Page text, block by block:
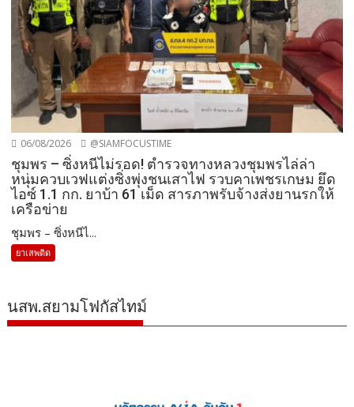
06/08/2026 @SIAMFOCUSTIME
ชุมพร – ซิ่งหนีไม่รอด! ตำรวจทางหลวงชุมพรไล่ล่า
หนุ่มควบเวฟแต่งซิ่งพุ่งชนเสาไฟ รวบคาเพชรเกษม ยึด
ไอซ์ 1.1 กก. ยาบ้า 61 เม็ด สารภาพรับจ้างส่งยานรกให้
เครือข่าย
ชุมพร – ซิ่งหนีไ...
ยาเสพติด
นสพ.สยามโฟกัสไทม์